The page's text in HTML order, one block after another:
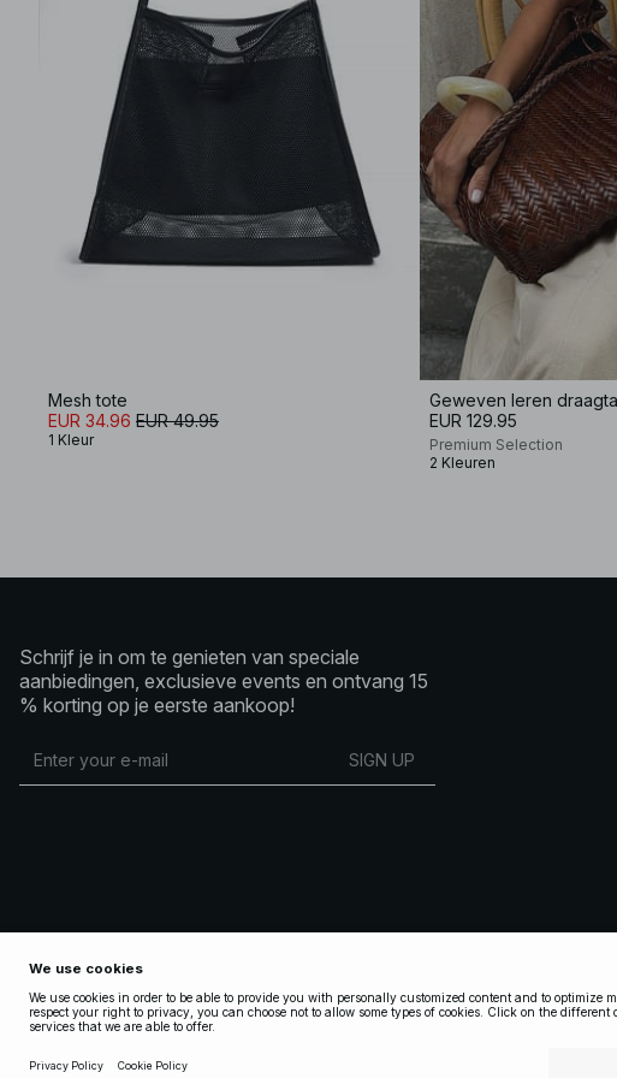
Mesh tote
EUR 34.96 EUR 49.95
1 Kleur
Geweven leren
EUR 129.95
Premium Selection
2 Kleuren
Schrijf je in om te genieten van speciale
aanbiedingen, exclusieve events en ontvang 15
% korting op je eerste aankoop!
SIGN UP
Copyright 2025 Nakdcom One World AB